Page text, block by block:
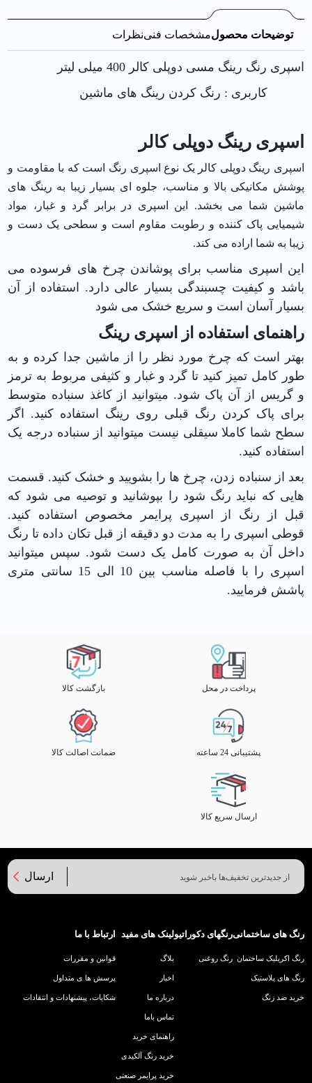
توضیحات محصولمشخصات فنینظرات
اسپری رنگ رینگ مسی دوپلی کالر 400 میلی لیتر
کاربری : رنگ کردن رینگ های ماشین
اسپری رینگ دوپلی کالر
اسپری رینگ دوپلی کالر یک نوع اسپری رنگ است که با مقاومت و
پوشش مکانیکی بالا و مناسب، جلوه ای بسیار زیبا به رینگ های
ماشین شما می بخشد. این اسپری در برابر گرد و غبار، مواد
شیمیایی پاک کننده و رطوبت مقاوم است و سطحی یک دست و
زیبا به شما اراده می کند.
این اسپری مناسب برای پوشاندن چرخ های فرسوده می
باشد و کیفیت چسبندگی بسیار عالی دارد. استفاده از آن
بسیار آسان است و سریع خشک می شود
راهنمای استفاده از اسپری رینگ
بهتر است که چرخ مورد نظر را از ماشین جدا کرده و به
طور کامل تمیز کنید تا گرد و غبار و کثیفی مربوط به ترمز
و گریس از آن پاک شود. میتوانید از کاغذ سنباده متوسط
برای پاک کردن رنگ قبلی روی رینگ استفاده کنید. اگر
سطح شما کاملا سیقلی نیست میتوانید از سنباده درجه یک
استفاده کنید.
بعد از سنباده زدن، چرخ ها را بشویید و خشک کنید. قسمت
هایی که نباید رنگ شود را بپوشانید و توصیه می شود که
قبل از رنگ از
اسپری پرایمر
مخصوص استفاده کنید.
قوطی اسپری را به مدت دو دقیقه از قبل تکان داده تا رنگ
داخل آن به صورت کامل یک دست شود. سپس میتوانید
اسپری را با فاصله مناسب بین 10 الی 15 سانتی متری
پاشش فرمایید.
پرداخت در محل بازگشت کالا
پشتیبانی 24 ساعته ضمانت اصالت کالا
ارسال سریع کالا
ارسال
رنگ های ساختمانی
رنگ اکریلیک ساختمان
رنگ های پلاستیک
خرید ضد زنگ
رنگهای دکوراتیو
رنگ روغنی
لینک های مفید
بلاگ
اخبار
درباره ما
تماس باما
راهنمای خرید
خرید رنگ آلکیدی
خرید پرایمر صنعتی
ارتباط با ما
قوانین و مقررات
پرسش ها ی متداول
شکایات، پیشنهادات و انتقادات